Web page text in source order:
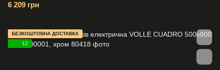
6 209 грн
БЕЗКОШТОВНА ДОСТАВКА
12